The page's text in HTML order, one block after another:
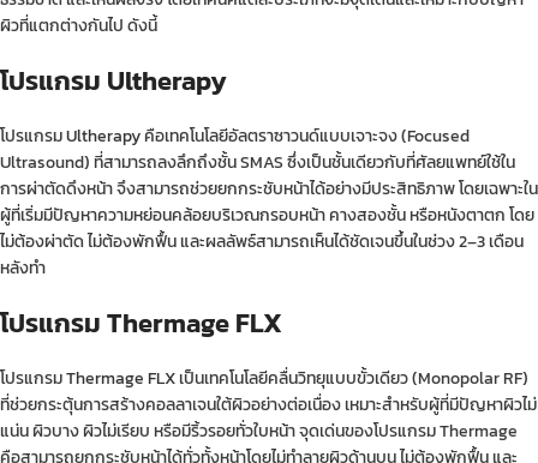
ผิวที่แตกต่างกันไป ดังนี้
โปรแกรม Ultherapy
โปรแกรมUltherapyคือเทคโนโลยีอัลตราซาวนด์แบบเจาะจง (Focused
Ultrasound) ที่สามารถลงลึกถึงชั้น SMAS ซึ่งเป็นชั้นเดียวกับที่ศัลยแพทย์ใช้ใน
การผ่าตัดดึงหน้า จึงสามารถช่วยยกกระชับหน้าได้อย่างมีประสิทธิภาพ โดยเฉพาะใน
ผู้ที่เริ่มมีปัญหาความหย่อนคล้อยบริเวณกรอบหน้า คางสองชั้น หรือหนังตาตก โดย
ไม่ต้องผ่าตัด ไม่ต้องพักฟื้น และผลลัพธ์สามารถเห็นได้ชัดเจนขึ้นในช่วง 2–3 เดือน
หลังทำ
โปรแกรม Thermage FLX
โปรแกรมThermage FLXเป็นเทคโนโลยีคลื่นวิทยุแบบขั้วเดียว (Monopolar RF)
ที่ช่วยกระตุ้นการสร้างคอลลาเจนใต้ผิวอย่างต่อเนื่อง เหมาะสำหรับผู้ที่มีปัญหาผิวไม่
แน่น ผิวบาง ผิวไม่เรียบ หรือมีริ้วรอยทั่วใบหน้า จุดเด่นของโปรแกรม Thermage
คือสามารถยกกระชับหน้าได้ทั่วทั้งหน้าโดยไม่ทำลายผิวด้านบน ไม่ต้องพักฟื้น และ